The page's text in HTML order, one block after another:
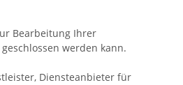
Bearbeitung Ihrer
werden kann.
Diensteanbieter für